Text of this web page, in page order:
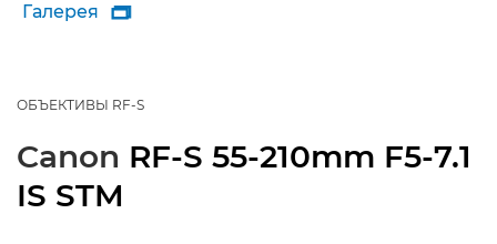
Галерея 
ОБЪЕКТИВЫ RF-S
Canon RF-S 55-210mm F5-7.1
IS STM